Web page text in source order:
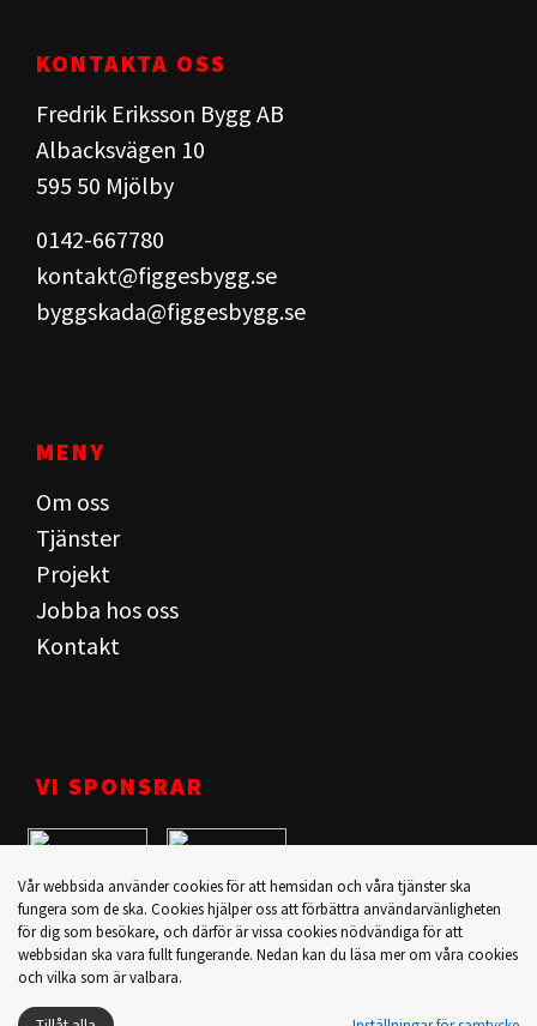
KONTAKTA OSS
Fredrik Eriksson Bygg AB
Albacksvägen 10
595 50 Mjölby​
0142-667780
kontakt@figgesbygg.se
byggskada@figgesbygg.se
MENY
Om oss
Tjänster
Projekt
Jobba hos oss
Kontakt
VI SPONSRAR
Vår webbsida använder cookies för att hemsidan och våra tjänster ska
fungera som de ska. Cookies hjälper oss att förbättra användarvänligheten
för dig som besökare, och därför är vissa cookies nödvändiga för att
webbsidan ska vara fullt fungerande. Nedan kan du läsa mer om våra cookies
och vilka som är valbara.